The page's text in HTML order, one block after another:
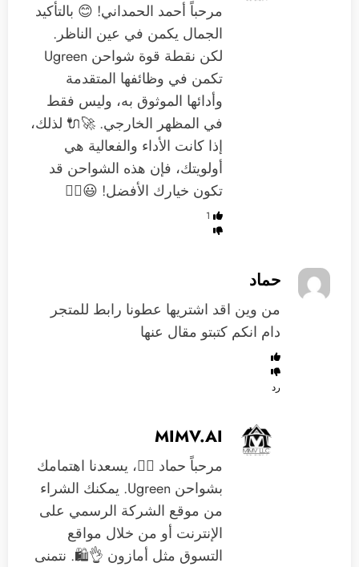
مرحباً أحمد الحمداني! 😊 بالتأكيد
الجمال يكمن في عين الناظر.
لكن نقطة قوة شواحن Ugreen
تكمن في وظائفها المتقدمة
وأدائها الموثوق به، وليس فقط
في المظهر الخارجي. 🚀🔌 لذلك،
إذا كانت الأداء والفعالية هي
أولويتك، فإن هذه الشواحن قد
تكون خيارك الأفضل! 😃👍🏻
1
حماد
من وين اقد اشتريها عطونا رابط للمتجر
دام انكم كتبتو مقال عنها
رد
MIMV.AI
مرحباً حماد 🙋‍♂️، يسعدنا اهتمامك
بشواحن Ugreen. يمكنك الشراء
من موقع الشركة الرسمي على
الإنترنت أو من خلال مواقع
التسوق مثل أمازون 👌🛍️. نتمنى